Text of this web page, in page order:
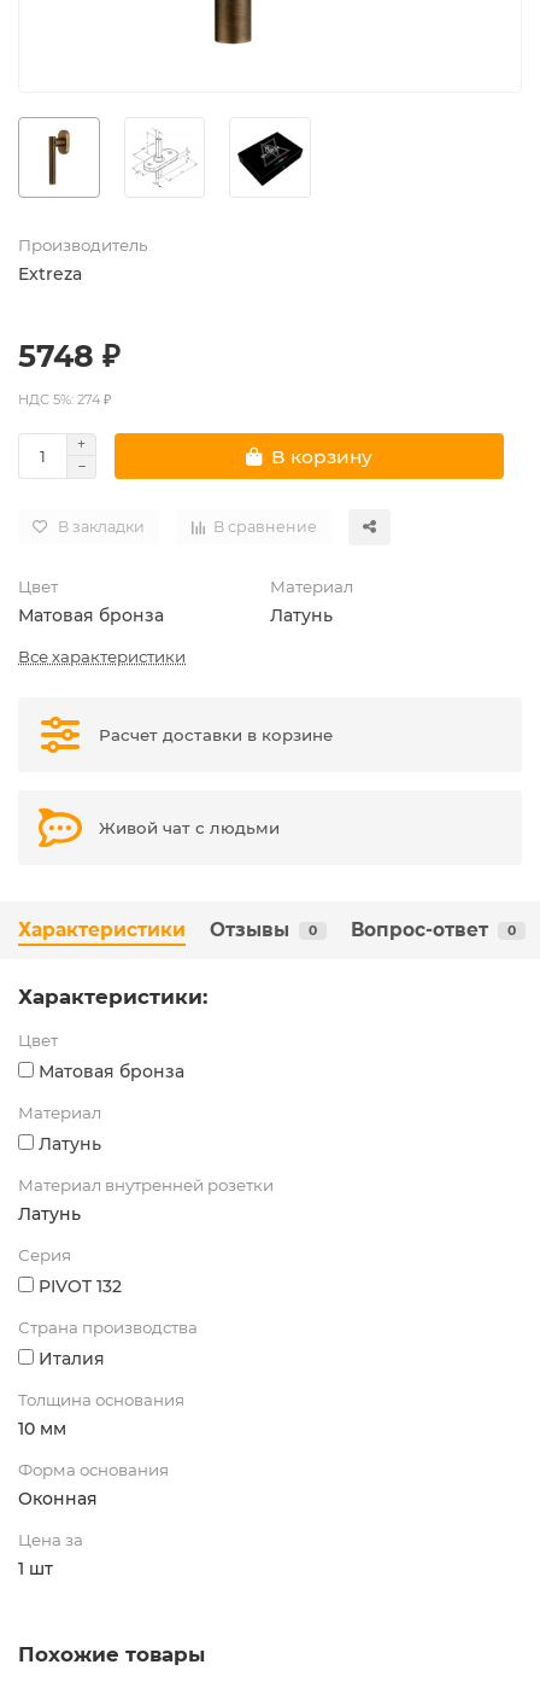
Производитель
Extreza
5748 ₽
НДС 5%: 274 ₽
В корзину
В закладки В сравнение
Цвет
Матовая бронза
Материал
Латунь
Все характеристики
Расчет доставки в корзине
Живой чат с людьми
Характеристики Отзывы 0 Вопрос-ответ 0
Характеристики:
Цвет
Матовая бронза
Материал
Латунь
Материал внутренней розетки
Латунь
Серия
PIVOT 132
Страна производства
Италия
Толщина основания
10 мм
Форма основания
Оконная
Цена за
1 шт
Похожие товары